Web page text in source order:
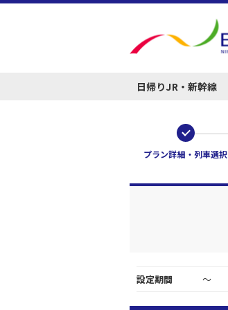
日帰りJR・新幹線
1
プラン詳細・列車選択
設定期間 ～